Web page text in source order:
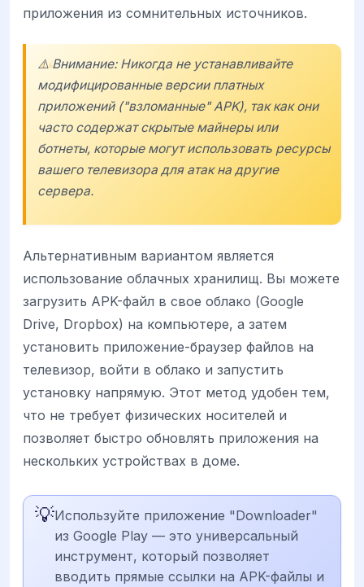
приложения из сомнительных источников.
⚠️ Внимание: Никогда не устанавливайте
модифицированные версии платных
приложений ("взломанные" APK), так как они
часто содержат скрытые майнеры или
ботнеты, которые могут использовать ресурсы
вашего телевизора для атак на другие
сервера.
Альтернативным вариантом является
использование облачных хранилищ. Вы можете
загрузить APK-файл в свое облако (Google
Drive, Dropbox) на компьютере, а затем
установить приложение-браузер файлов на
телевизор, войти в облако и запустить
установку напрямую. Этот метод удобен тем,
что не требует физических носителей и
позволяет быстро обновлять приложения на
нескольких устройствах в доме.
💡Используйте приложение "Downloader"
из Google Play — это универсальный
инструмент, который позволяет
вводить прямые ссылки на APK-файлы и